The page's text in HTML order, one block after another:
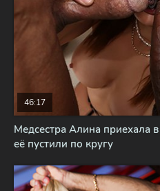
Медсестра Алина приехала
её пустили по кругу
46:17